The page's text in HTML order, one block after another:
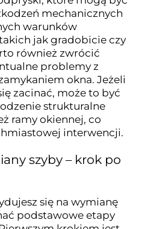
mechanicznych
warunków
jak gradobicie czy
również zwrócić
problemy z
okna. Jeżeli
zacinać, może to być
strukturalne
ramy okiennej, co
interwencji.
szyby – krok po
się na wymianę
podstawowe etapy